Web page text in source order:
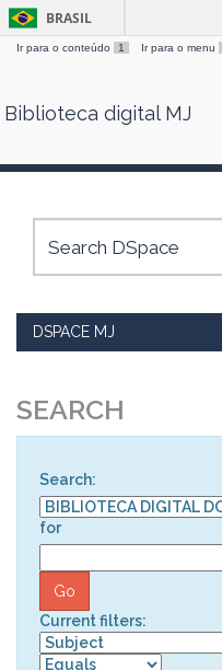
Skip
BRASIL
Ir para o conteúdo 1 Ir para o menu
Biblioteca digital MJ
DSPACE MJ
SEARCH
Search:
for
Current filters: